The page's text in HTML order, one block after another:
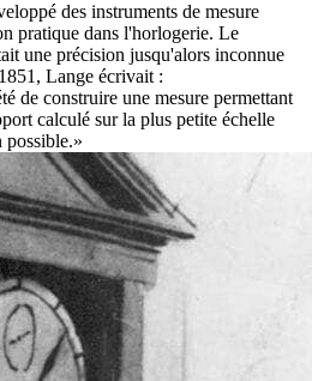
des instruments de mesure
pratique dans l'horlogerie. Le
une précision jusqu'alors inconnue
Lange écrivait :
de construire une mesure permettant
calculé sur la plus petite échelle
possible.»